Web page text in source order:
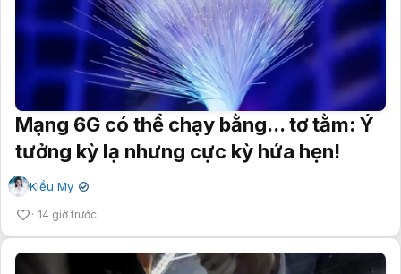
Mạng 6G có thể chạy bằng... tơ tằm: Ý
tưởng kỳ lạ nhưng cực kỳ hứa hẹn!
Kiều My ✔
14 giờ trước